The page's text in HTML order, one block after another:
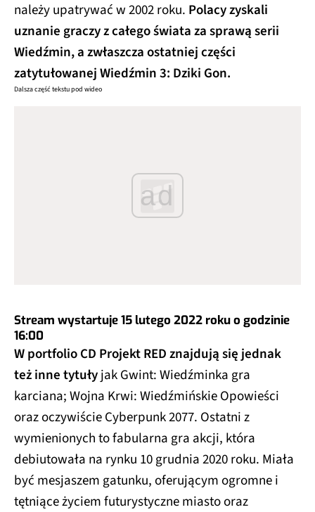
należy upatrywać w 2002 roku. Polacy zyskali
uznanie graczy z całego świata za sprawą serii
Wiedźmin, a zwłaszcza ostatniej części
zatytułowanej Wiedźmin 3: Dziki Gon.
Dalsza część tekstu pod wideo
ad
Stream wystartuje 15 lutego 2022 roku o godzinie
16:00
W portfolio CD Projekt RED znajdują się jednak
też inne tytułyjak Gwint: Wiedźminka gra
karciana; Wojna Krwi: Wiedźmińskie Opowieści
oraz oczywiście Cyberpunk 2077. Ostatni z
wymienionych to fabularna gra akcji, która
debiutowała na rynku 10 grudnia 2020 roku. Miała
być mesjaszem gatunku, oferującym ogromne i
tętniące życiem futurystyczne miasto oraz